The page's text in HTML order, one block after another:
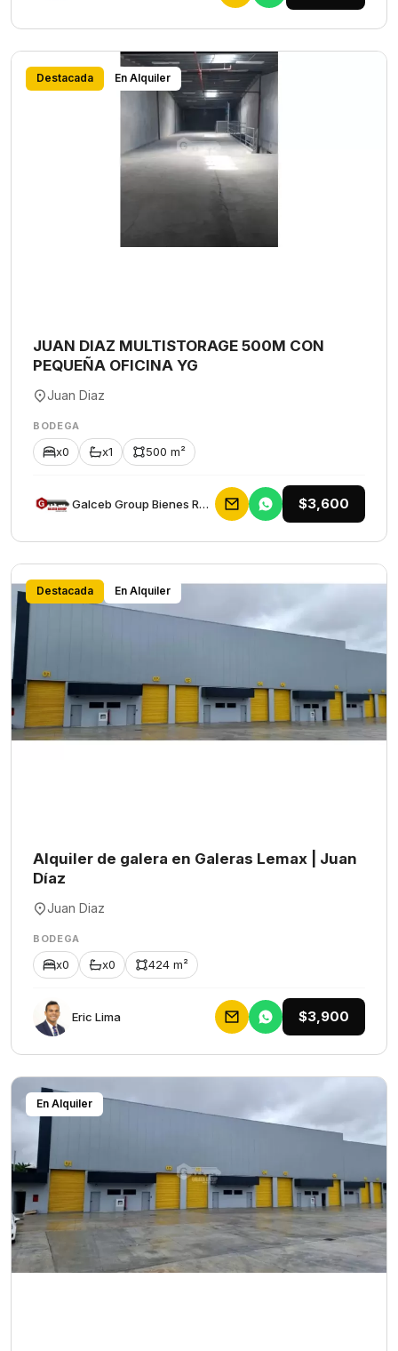
Destacada En Alquiler
JUAN DIAZ MULTISTORAGE 500M CON
PEQUEÑA OFICINA YG
Juan Diaz
BODEGA
x0 x1 500 m²
Galceb Group Bienes Raices $3,600
Destacada En Alquiler
Alquiler de galera en Galeras Lemax | Juan
Díaz
Juan Diaz
BODEGA
x0 x0 424 m²
Eric Lima $3,900
En Alquiler